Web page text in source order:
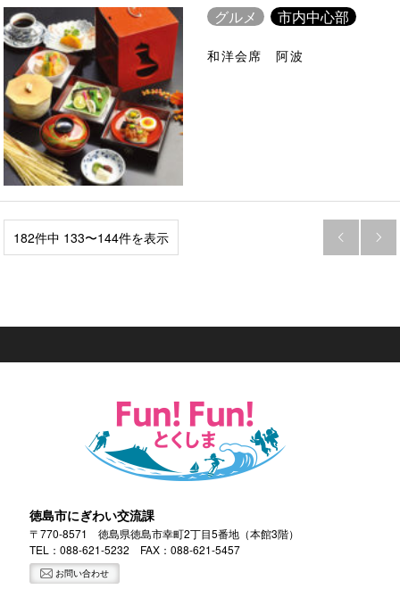
グルメ 市内中心部
和洋会席 阿波
182件中 133〜144件を表示  
徳島市にぎわい交流課
〒770-8571 徳島県徳島市幸町2丁目5番地（本館3階）
TEL：088-621-5232 FAX：088-621-5457
お問い合わせ